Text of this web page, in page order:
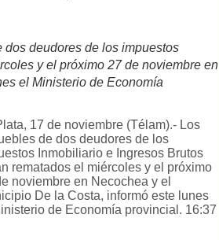
deudores de los impuestos
y el próximo 27 de noviembre en
el Ministerio de Economía
17 de noviembre (Télam).- Los
de dos deudores de los
Inmobiliario e Ingresos Brutos
rematados el miércoles y el próximo
noviembre en Necochea y el
De la Costa, informó este lunes
de Economía provincial. 16:37